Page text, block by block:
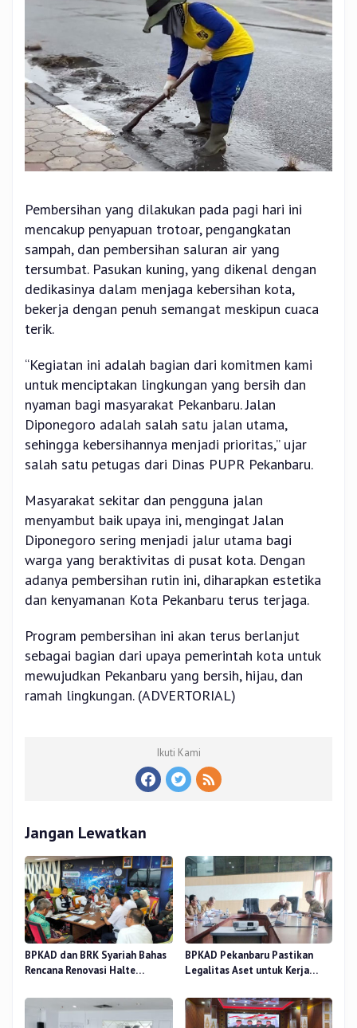
Pembersihan yang dilakukan pada pagi hari ini
mencakup penyapuan trotoar, pengangkatan
sampah, dan pembersihan saluran air yang
tersumbat. Pasukan kuning, yang dikenal dengan
dedikasinya dalam menjaga kebersihan kota,
bekerja dengan penuh semangat meskipun cuaca
terik.
“Kegiatan ini adalah bagian dari komitmen kami
untuk menciptakan lingkungan yang bersih dan
nyaman bagi masyarakat Pekanbaru. Jalan
Diponegoro adalah salah satu jalan utama,
sehingga kebersihannya menjadi prioritas,” ujar
salah satu petugas dari Dinas PUPR Pekanbaru.
Masyarakat sekitar dan pengguna jalan
menyambut baik upaya ini, mengingat Jalan
Diponegoro sering menjadi jalur utama bagi
warga yang beraktivitas di pusat kota. Dengan
adanya pembersihan rutin ini, diharapkan estetika
dan kenyamanan Kota Pekanbaru terus terjaga.
Program pembersihan ini akan terus berlanjut
sebagai bagian dari upaya pemerintah kota untuk
mewujudkan Pekanbaru yang bersih, hijau, dan
ramah lingkungan. (ADVERTORIAL)
Ikuti Kami
Jangan Lewatkan
BPKAD dan BRK Syariah Bahas
Rencana Renovasi Halte
BPKAD Pekanbaru Pastikan
Legalitas Aset untuk Kerja